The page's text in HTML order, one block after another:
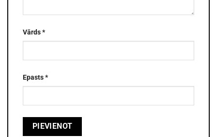
Vārds*
Epasts*